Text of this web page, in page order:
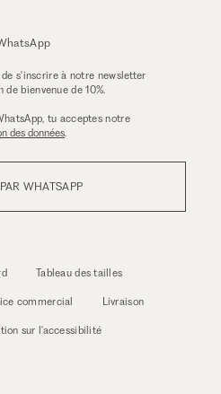
s'inscrire à notre newsletter
bienvenue de 10%.
tu acceptes notre
des données
WHATSAPP
Tableau des tailles
commercial Livraison
sur l'accessibilité